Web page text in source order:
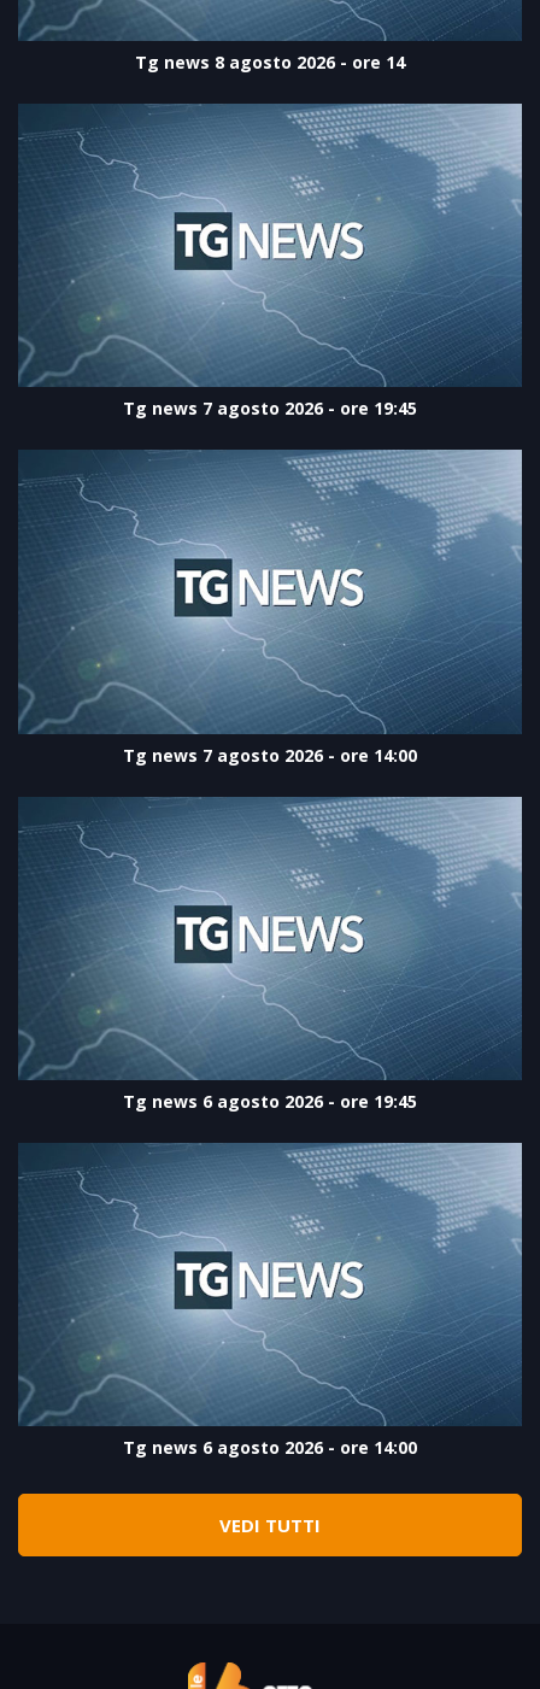
Tg news 8 agosto 2026 - ore 14
Tg news 7 agosto 2026 - ore 19:45
Tg news 7 agosto 2026 - ore 14:00
Tg news 6 agosto 2026 - ore 19:45
Tg news 6 agosto 2026 - ore 14:00
VEDI TUTTI